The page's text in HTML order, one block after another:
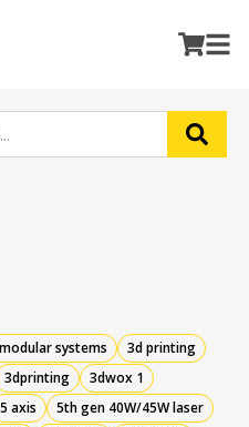
systems
3d printing
3dprinting
3dwox 1
5 axis
5th gen 40W/45W laser